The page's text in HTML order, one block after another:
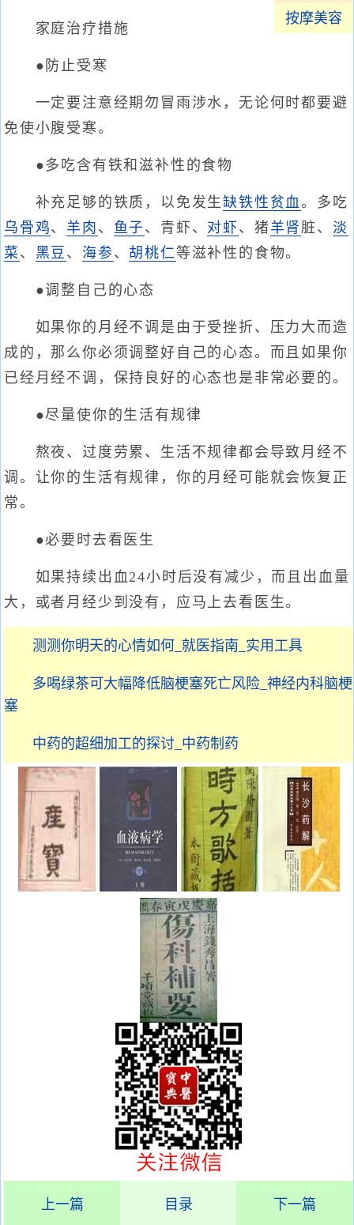
按摩美容
家庭治疗措施
●防止受寒
一定要注意经期勿冒雨涉水，无论何时都要避
免使小腹受寒。
●多吃含有铁和滋补性的食物
补充足够的铁质，以免发生缺铁性贫血。多吃
乌骨鸡、 羊肉 、 鱼子、青虾、 对虾 、猪羊肾 脏、 淡
菜 、 黑豆 、 海参、 胡桃仁等滋补性的食物。
●调整自己的心态
如果你的月经不调是由于受挫折、压力大而造
成的，那么你必须调整好自己的心态。而且如果你
已经月经不调，保持良好的心态也是非常必要的。
●尽量使你的生活有规律
熬夜、过度劳累、生活不规律都会导致月经不
调。让你的生活有规律，你的月经可能就会恢复正
常。
●必要时去看医生
如果持续出血24小时后没有减少，而且出血量
大，或者月经少到没有，应马上去看医生。
测测你明天的心情如何_就医指南_实用工具
多喝绿茶可大幅降低脑梗塞死亡风险_神经内科脑梗
塞
中药的超细加工的探讨_中药制药
上一篇 目录 下一篇